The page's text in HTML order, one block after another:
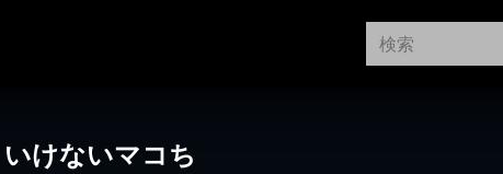
けないマコち